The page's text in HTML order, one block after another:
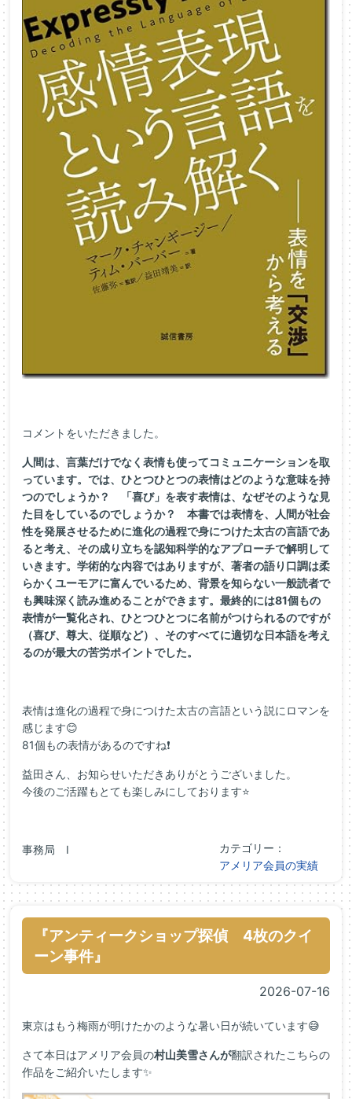
コメントをいただきました。
人間は、言葉だけでなく表情も使ってコミュニケーションを取
っています。では、ひとつひとつの表情はどのような意味を持
つのでしょうか？ 「喜び」を表す表情は、なぜそのような見
た目をしているのでしょうか？ 本書では表情を、人間が社会
性を発展させるために進化の過程で身につけた太古の言語であ
ると考え、その成り立ちを認知科学的なアプローチで解明して
いきます。学術的な内容ではありますが、著者の語り口調は柔
らかくユーモアに富んでいるため、背景を知らない一般読者で
も興味深く読み進めることができます。最終的には81個もの
表情が一覧化され、ひとつひとつに名前がつけられるのですが
（喜び、尊大、従順など）、そのすべてに適切な日本語を考え
るのが最大の苦労ポイントでした。
表情は進化の過程で身につけた太古の言語という説にロマンを
感じます😊
81個もの表情があるのですね❗
益田さん、お知らせいただきありがとうございました。
今後のご活躍もとても楽しみにしております⭐
事務局 I
カテゴリー：
アメリア会員の実績
『アンティークショップ探偵 4枚のクイ
ーン事件』
2026-07-16
東京はもう梅雨が明けたかのような暑い日が続いています😅
さて本日はアメリア会員の村山美雪さんが翻訳されたこちらの
作品をご紹介いたします✨